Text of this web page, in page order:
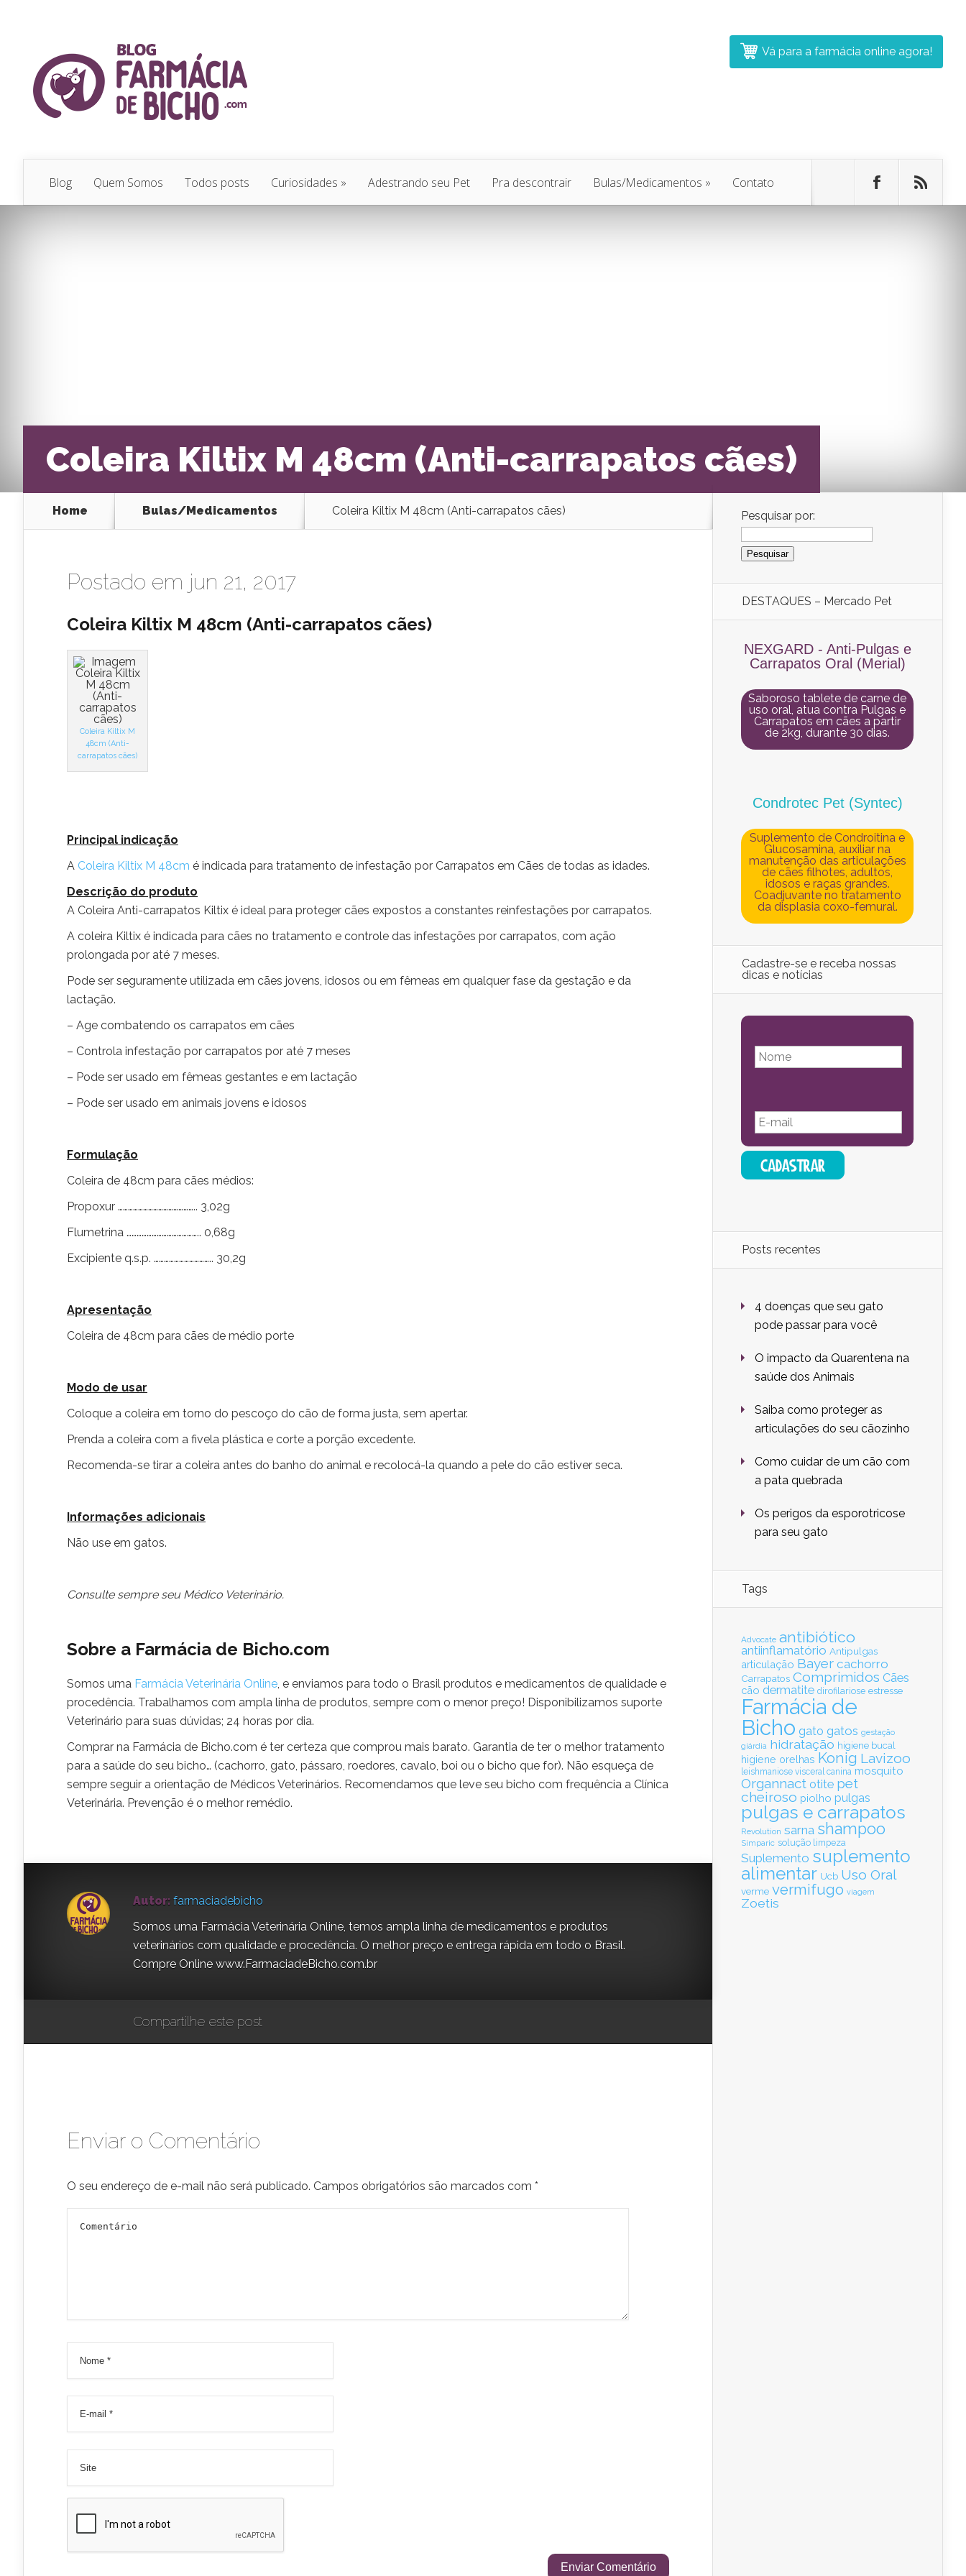
Vá para a farmácia online agora!
Blog Quem Somos Todos posts Curiosidades » Adestrando seu Pet Pra descontrair Bulas/Medicamentos » Contato
Coleira Kiltix M 48cm (Anti-carrapatos cães)
Home Bulas/Medicamentos Coleira Kiltix M 48cm (Anti-carrapatos cães)
Postado em jun 21, 2017
Coleira Kiltix M 48cm (Anti-carrapatos cães)
Coleira Kiltix M
48cm (Anti-
carrapatos cães)
Principal indicação
A Coleira Kiltix M 48cm é indicada para tratamento de infestação por Carrapatos em Cães de todas as idades.
Descrição do produto
A Coleira Anti-carrapatos Kiltix é ideal para proteger cães expostos a constantes reinfestações por carrapatos.
A coleira Kiltix é indicada para cães no tratamento e controle das infestações por carrapatos, com ação
prolongada por até 7 meses.
Pode ser seguramente utilizada em cães jovens, idosos ou em fêmeas em qualquer fase da gestação e da
lactação.
– Age combatendo os carrapatos em cães
– Controla infestação por carrapatos por até 7 meses
– Pode ser usado em fêmeas gestantes e em lactação
– Pode ser usado em animais jovens e idosos
Formulação
Coleira de 48cm para cães médios:
Propoxur ……………………………………….. 3,02g
Flumetrina …………………………………….. 0,68g
Excipiente q.s.p. …………………………….. 30,2g
Apresentação
Coleira de 48cm para cães de médio porte
Modo de usar
Coloque a coleira em torno do pescoço do cão de forma justa, sem apertar.
Prenda a coleira com a fivela plástica e corte a porção excedente.
Recomenda-se tirar a coleira antes do banho do animal e recolocá-la quando a pele do cão estiver seca.
Informações adicionais
Não use em gatos.
Consulte sempre seu Médico Veterinário.
Sobre a Farmácia de Bicho.com
Somos uma Farmácia Veterinária Online, e enviamos para todo o Brasil produtos e medicamentos de qualidade e
procedência. Trabalhamos com ampla linha de produtos, sempre com o menor preço! Disponibilizamos suporte
Veterinário para suas dúvidas; 24 horas por dia.
Comprar na Farmácia de Bicho.com é ter certeza que comprou mais barato. Garantia de ter o melhor tratamento
para a saúde do seu bicho… (cachorro, gato, pássaro, roedores, cavalo, boi ou o bicho que for). Não esqueça de
sempre seguir a orientação de Médicos Veterinários. Recomendamos que leve seu bicho com frequência a Clínica
Veterinária. Prevenção é o melhor remédio.
Autor: farmaciadebicho
Somos uma Farmácia Veterinária Online, temos ampla linha de medicamentos e produtos
veterinários com qualidade e procedência. O melhor preço e entrega rápida em todo o Brasil.
Compre Online www.FarmaciadeBicho.com.br
Compartilhe este post
Enviar o Comentário
O seu endereço de e-mail não será publicado. Campos obrigatórios são marcados com *
Pesquisar por:
DESTAQUES – Mercado Pet
NEXGARD - Anti-Pulgas e
Carrapatos Oral (Merial)
Saboroso tablete de carne de
uso oral, atua contra Pulgas e
Carrapatos em cães a partir
de 2kg, durante 30 dias.
Condrotec Pet (Syntec)
Suplemento de Condroitina e
Glucosamina, auxiliar na
manutenção das articulações
de cães filhotes, adultos,
idosos e raças grandes.
Coadjuvante no tratamento
da displasia coxo-femural.
Cadastre-se e receba nossas
dicas e notícias
Posts recentes
4 doenças que seu gato
pode passar para você
O impacto da Quarentena na
saúde dos Animais
Saiba como proteger as
articulações do seu cãozinho
Como cuidar de um cão com
a pata quebrada
Os perigos da esporotricose
para seu gato
Tags
Advocate antibiótico
antiinflamatório Antipulgas
articulação Bayer cachorro
Carrapatos Comprimidos Cães
cão dermatite dirofilariose estresse
Farmácia de
Bicho gato gatos gestação
giárdia hidratação higiene bucal
higiene orelhas Konig Lavizoo
leishmaniose visceral canina mosquito
Organnact otite pet
cheiroso piolho pulgas
pulgas e carrapatos
Revolution sarna shampoo
Simparic solução limpeza
Suplemento suplemento
alimentar Ucb Uso Oral
verme vermifugo viagem
Zoetis